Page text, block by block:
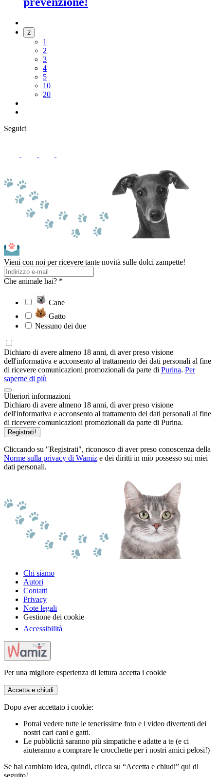
2
1
2
3
4
5
10
20
Seguici
Vieni con noi per ricevere tante novità sulle dolci zampette!
Che animale hai? *
Cane
Gatto
Nessuno dei due
Dichiaro di avere almeno 18 anni, di aver preso visione
dell'informativa e acconsento al trattamento dei dati personali al fine
di ricevere comunicazioni promozionali da parte di Purina. Per
saperne di più
Ulteriori informazioni
Dichiaro di avere almeno 18 anni, di aver preso visione
dell'informativa e acconsento al trattamento dei dati personali al fine
di ricevere comunicazioni promozionali da parte di Purina.
Registrati!
Cliccando su "Registrati", riconosco di aver preso conoscenza della
Norme sulla privacy di Wamiz e dei diritti in mio possesso sui miei
dati personali.
Chi siamo
Autori
Contatti
Privacy
Note legali
Gestione dei cookie
Accessibilità
Per una migliore esperienza di lettura accetta i cookie
Accetta e chiudi
Dopo aver accettato i cookie:
Potrai vedere tutte le tenerissime foto e i video divertenti dei
nostri cari cani e gatti.
Le pubblicità saranno più simpatiche e adatte a te (e ci
aiuteranno a comprare le crocchette per i nostri amici pelosi!)
Se hai cambiato idea, quindi, clicca su “Accetta e chiudi” qui di
seguito!